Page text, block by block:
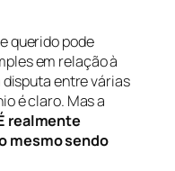
querido pode
em relação à
disputa entre várias
é claro. Mas a
realmente
mesmo sendo